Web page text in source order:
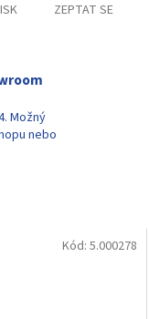
ZEPTAT SE
Možný
nebo
Kód:5.000278